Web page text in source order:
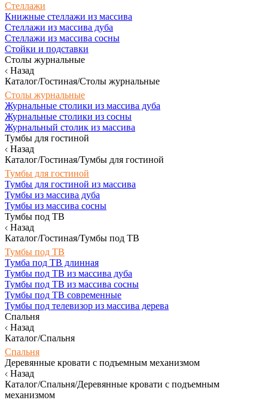
Стеллажи
Книжные стеллажи из массива
Стеллажи из массива дуба
Стеллажи из массива сосны
Стойки и подставки
Столы журнальные
Назад
Каталог/Гостиная/Столы журнальные
Столы журнальные
Журнальные столики из массива дуба
Журнальные столики из сосны
Журнальный столик из массива
Тумбы для гостиной
Назад
Каталог/Гостиная/Тумбы для гостиной
Тумбы для гостиной
Тумбы для гостиной из массива
Тумбы из массива дуба
Тумбы из массива сосны
Тумбы под ТВ
Назад
Каталог/Гостиная/Тумбы под ТВ
Тумбы под ТВ
Тумба под ТВ длинная
Тумбы под ТВ из массива дуба
Тумбы под ТВ из массива сосны
Тумбы под ТВ современные
Тумбы под телевизор из массива дерева
Спальня
Назад
Каталог/Спальня
Спальня
Деревянные кровати с подъемным механизмом
Назад
Каталог/Спальня/Деревянные кровати с подъемным
механизмом